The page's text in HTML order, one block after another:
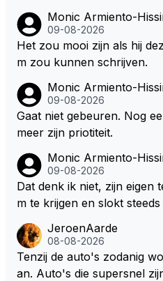
Monic Armiento-
09-08-2026
Het zou mooi zijn als hij
m zou kunnen schrijven.
Monic Armiento-
09-08-2026
Gaat niet gebeuren. Nog
meer zijn priotiteit.
Monic Armiento-
09-08-2026
Dat denk ik niet, zijn eigen
m te krijgen en slokt
en zullen ben ik bang niet
en. Mocht het wel zo zijn
guit 5 jaar maar echt niet
JeroenAarde
08-08-2026
Tenzij de auto's zodanig
an. Auto's die supersnel zijn en waarbij inhalen en v